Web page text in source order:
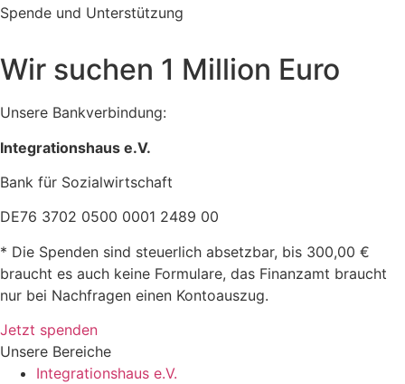
Spende und Unterstützung
Wir suchen 1 Million Euro
Unsere Bankverbindung:
Integrationshaus e.V.
Bank für Sozialwirtschaft
DE76 3702 0500 0001 2489 00
* Die Spenden sind steuerlich absetzbar, bis 300,00 €
braucht es auch keine Formulare, das Finanzamt braucht
nur bei Nachfragen einen Kontoauszug.
Jetzt spenden
Unsere Bereiche
Integrationshaus e.V.